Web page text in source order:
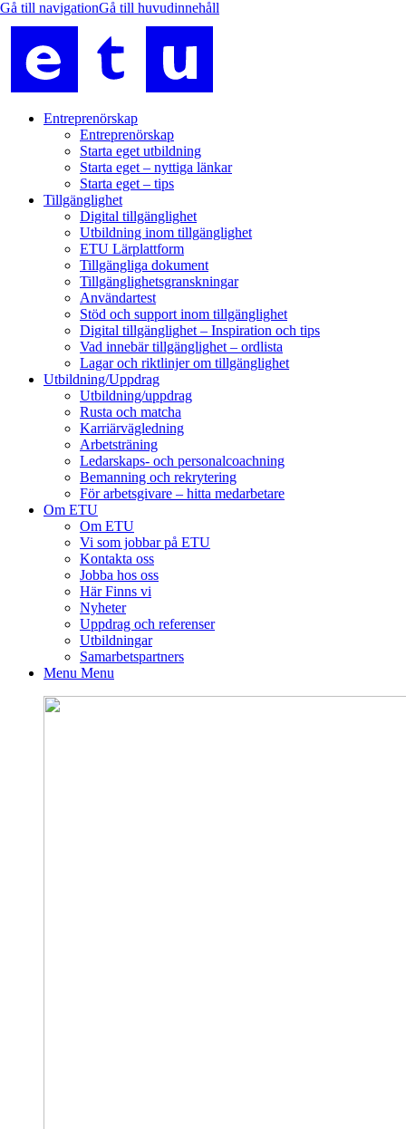
Entreprenörskap
Entreprenörskap
Starta eget utbildning
Starta eget – nyttiga länkar
Starta eget – tips
Tillgänglighet
Digital tillgänglighet
Utbildning inom tillgänglighet
ETU Lärplattform
Tillgängliga dokument
Tillgänglighetsgranskningar
Användartest
Stöd och support inom tillgänglighet
Digital tillgänglighet – Inspiration och tips
Vad innebär tillgänglighet – ordlista
Lagar och riktlinjer om tillgänglighet
Utbildning/Uppdrag
Utbildning/uppdrag
Rusta och matcha
Karriärvägledning
Arbetsträning
Ledarskaps- och personalcoachning
Bemanning och rekrytering
För arbetsgivare – hitta medarbetare
Om ETU
Om ETU
Vi som jobbar på ETU
Kontakta oss
Jobba hos oss
Här Finns vi
Nyheter
Uppdrag och referenser
Utbildningar
Samarbetspartners
Menu Menu